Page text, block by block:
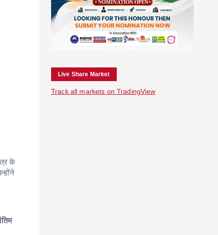
के
Live Share Market
Track all markets on TradingView